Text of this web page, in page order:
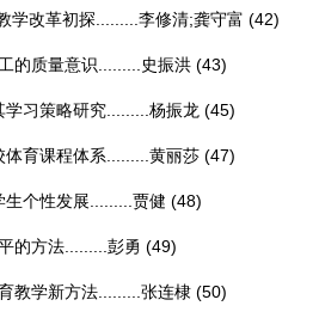
学改革初探......... 李修清;龚守富 (42)
质量意识......... 史振洪 (43)
习策略研究......... 杨振龙 (45)
育课程体系......... 黄丽莎 (47)
个性发展......... 贾健 (48)
的方法......... 彭勇 (49)
教学新方法......... 张连棣 (50)